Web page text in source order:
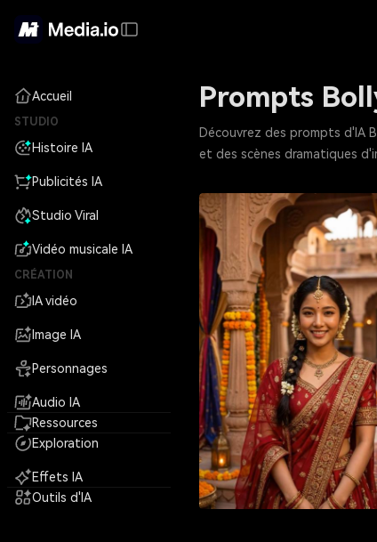
Accueil
STUDIO
Histoire IA
Publicités IA
Studio Viral
Vidéo musicale IA
CRÉATION
IA vidéo
Image IA
Personnages
Audio IA
Ressources
Exploration
Effets IA
Outils d'IA
Prompts
Découvrez des prompts d'IA
et des scènes dramatiques